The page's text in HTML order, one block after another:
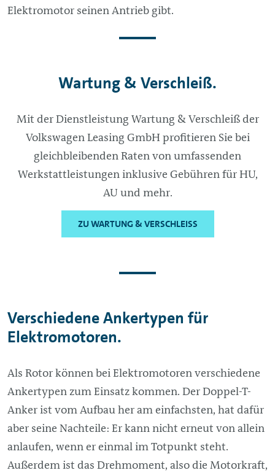
Elektromotor seinen Antrieb gibt.
Wartung & Verschleiß.
Mit der Dienstleistung Wartung & Verschleiß der
Volkswagen Leasing GmbH profitieren Sie bei
gleichbleibenden Raten von umfassenden
Werkstattleistungen inklusive Gebühren für HU,
AU und mehr.
ZU WARTUNG & VERSCHLEISS
Verschiedene Ankertypen für
Elektromotoren.
Als Rotor können bei Elektromotoren verschiedene
Ankertypen zum Einsatz kommen. Der Doppel-T-
Anker ist vom Aufbau her am einfachsten, hat dafür
aber seine Nachteile: Er kann nicht erneut von allein
anlaufen, wenn er einmal im Totpunkt steht.
Außerdem ist das Drehmoment, also die Motorkraft,